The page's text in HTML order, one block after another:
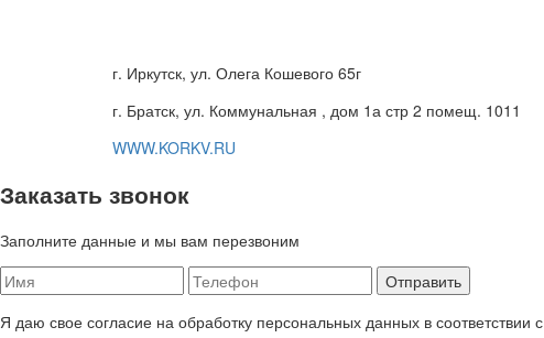
г. Иркутск, ул. Олега Кошевого 65г
г. Братск, ул. Коммунальная , дом 1а стр 2 помещ. 1011
WWW.KORKV.RU
Заказать звонок
Заполните данные и мы вам перезвоним
Я даю свое согласие на обработку персональных данных в соответствии с